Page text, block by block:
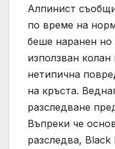
Алпинист
по време на
беше наранен но
използван колан
нетипична
на кръста.
разследване
Въпреки че
разследва, Black